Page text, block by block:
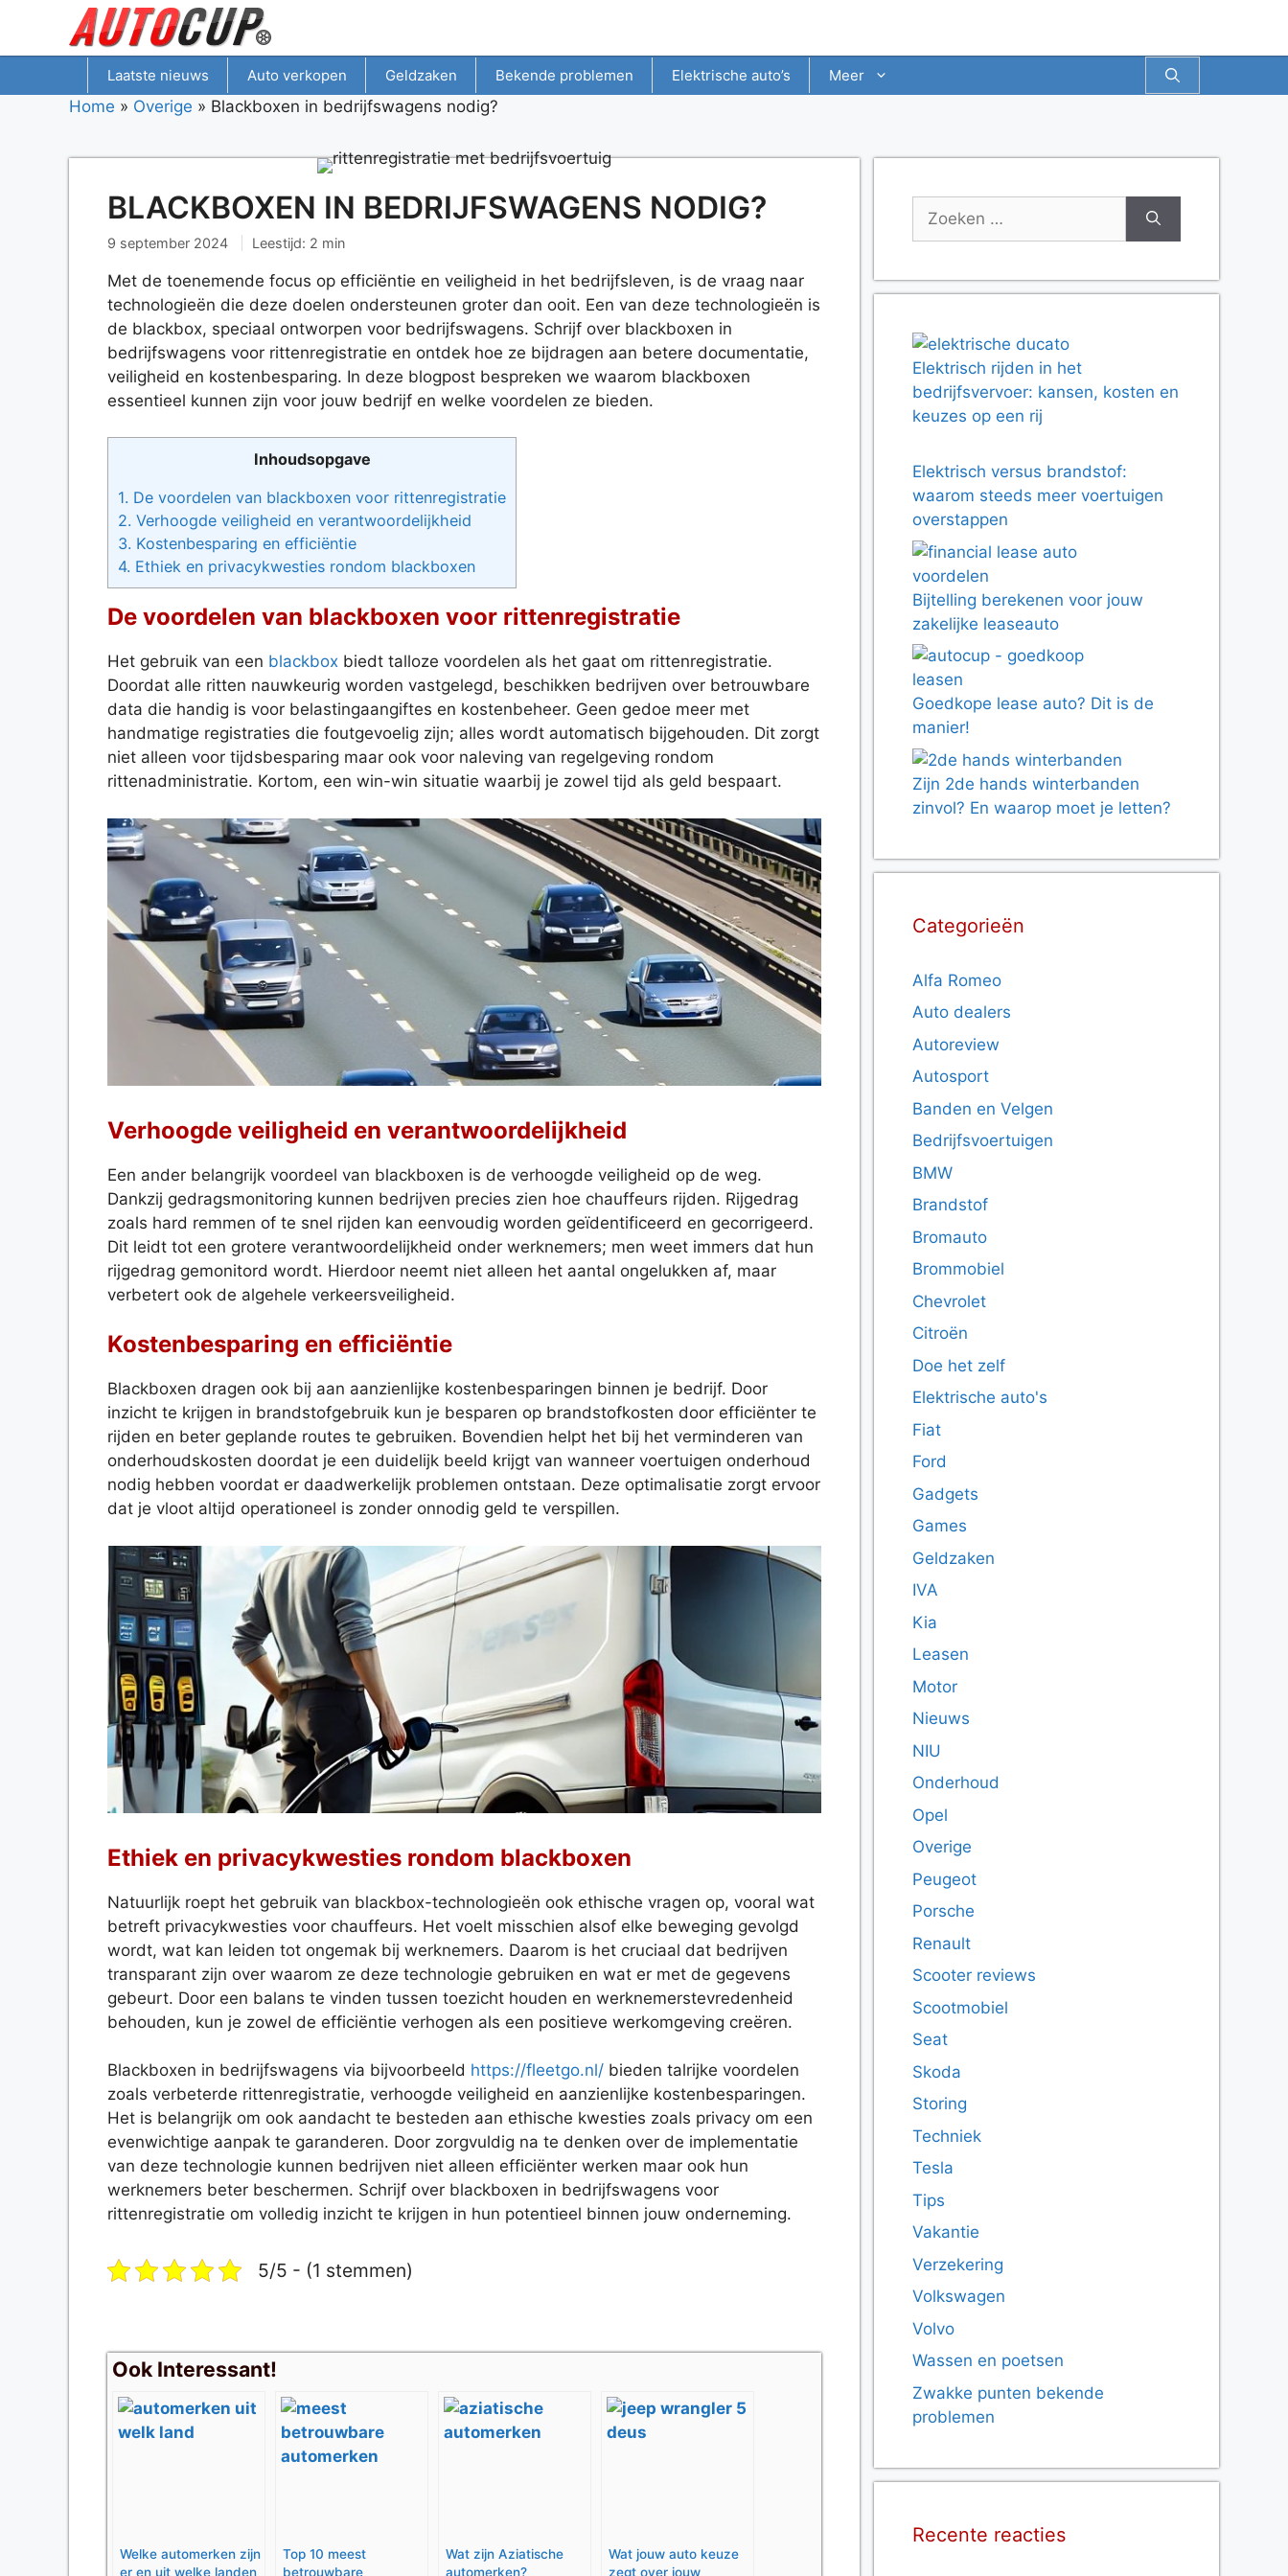
inhoud
Laatste nieuws Auto verkopen Geldzaken Bekende problemen Elektrische auto’s Meer
Home » Overige » Blackboxen in bedrijfswagens nodig?
BLACKBOXEN IN BEDRIJFSWAGENS NODIG?
9 september 2024 Leestijd: 2 min
Met de toenemende focus op efficiëntie en veiligheid in het bedrijfsleven, is de vraag naar
technologieën die deze doelen ondersteunen groter dan ooit. Een van deze technologieën is
de blackbox, speciaal ontworpen voor bedrijfswagens. Schrijf over blackboxen in
bedrijfswagens voor rittenregistratie en ontdek hoe ze bijdragen aan betere documentatie,
veiligheid en kostenbesparing. In deze blogpost bespreken we waarom blackboxen
essentieel kunnen zijn voor jouw bedrijf en welke voordelen ze bieden.
Inhoudsopgave
1. De voordelen van blackboxen voor rittenregistratie
2. Verhoogde veiligheid en verantwoordelijkheid
3. Kostenbesparing en efficiëntie
4. Ethiek en privacykwesties rondom blackboxen
De voordelen van blackboxen voor rittenregistratie
Het gebruik van een blackbox biedt talloze voordelen als het gaat om rittenregistratie.
Doordat alle ritten nauwkeurig worden vastgelegd, beschikken bedrijven over betrouwbare
data die handig is voor belastingaangiftes en kostenbeheer. Geen gedoe meer met
handmatige registraties die foutgevoelig zijn; alles wordt automatisch bijgehouden. Dit zorgt
niet alleen voor tijdsbesparing maar ook voor naleving van regelgeving rondom
rittenadministratie. Kortom, een win-win situatie waarbij je zowel tijd als geld bespaart.
Verhoogde veiligheid en verantwoordelijkheid
Een ander belangrijk voordeel van blackboxen is de verhoogde veiligheid op de weg.
Dankzij gedragsmonitoring kunnen bedrijven precies zien hoe chauffeurs rijden. Rijgedrag
zoals hard remmen of te snel rijden kan eenvoudig worden geïdentificeerd en gecorrigeerd.
Dit leidt tot een grotere verantwoordelijkheid onder werknemers; men weet immers dat hun
rijgedrag gemonitord wordt. Hierdoor neemt niet alleen het aantal ongelukken af, maar
verbetert ook de algehele verkeersveiligheid.
Kostenbesparing en efficiëntie
Blackboxen dragen ook bij aan aanzienlijke kostenbesparingen binnen je bedrijf. Door
inzicht te krijgen in brandstofgebruik kun je besparen op brandstofkosten door efficiënter te
rijden en beter geplande routes te gebruiken. Bovendien helpt het bij het verminderen van
onderhoudskosten doordat je een duidelijk beeld krijgt van wanneer voertuigen onderhoud
nodig hebben voordat er daadwerkelijk problemen ontstaan. Deze optimalisatie zorgt ervoor
dat je vloot altijd operationeel is zonder onnodig geld te verspillen.
Ethiek en privacykwesties rondom blackboxen
Natuurlijk roept het gebruik van blackbox-technologieën ook ethische vragen op, vooral wat
betreft privacykwesties voor chauffeurs. Het voelt misschien alsof elke beweging gevolgd
wordt, wat kan leiden tot ongemak bij werknemers. Daarom is het cruciaal dat bedrijven
transparant zijn over waarom ze deze technologie gebruiken en wat er met de gegevens
gebeurt. Door een balans te vinden tussen toezicht houden en werknemerstevredenheid
behouden, kun je zowel de efficiëntie verhogen als een positieve werkomgeving creëren.
Blackboxen in bedrijfswagens via bijvoorbeeld https://fleetgo.nl/ bieden talrijke voordelen
zoals verbeterde rittenregistratie, verhoogde veiligheid en aanzienlijke kostenbesparingen.
Het is belangrijk om ook aandacht te besteden aan ethische kwesties zoals privacy om een
evenwichtige aanpak te garanderen. Door zorgvuldig na te denken over de implementatie
van deze technologie kunnen bedrijven niet alleen efficiënter werken maar ook hun
werknemers beter beschermen. Schrijf over blackboxen in bedrijfswagens voor
rittenregistratie om volledig inzicht te krijgen in hun potentieel binnen jouw onderneming.
5/5 - (1 stemmen)
Ook Interessant!
Welke automerken zijn
er en uit welke landen
Top 10 meest
betrouwbare
Wat zijn Aziatische
automerken?
Wat jouw auto keuze
zegt over jouw
naar:
Elektrisch rijden in het
bedrijfsvervoer: kansen, kosten en
keuzes op een rij
Elektrisch versus brandstof:
waarom steeds meer voertuigen
overstappen
Bijtelling berekenen voor jouw
zakelijke leaseauto
Goedkope lease auto? Dit is de
manier!
Zijn 2de hands winterbanden
zinvol? En waarop moet je letten?
Categorieën
Alfa Romeo
Auto dealers
Autoreview
Autosport
Banden en Velgen
Bedrijfsvoertuigen
BMW
Brandstof
Bromauto
Brommobiel
Chevrolet
Citroën
Doe het zelf
Elektrische auto's
Fiat
Ford
Gadgets
Games
Geldzaken
IVA
Kia
Leasen
Motor
Nieuws
NIU
Onderhoud
Opel
Overige
Peugeot
Porsche
Renault
Scooter reviews
Scootmobiel
Seat
Skoda
Storing
Techniek
Tesla
Tips
Vakantie
Verzekering
Volkswagen
Volvo
Wassen en poetsen
Zwakke punten bekende
problemen
Recente reacties